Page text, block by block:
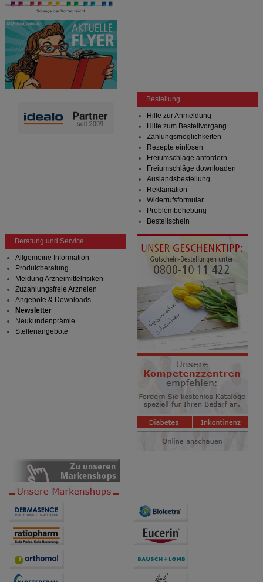
Bestellung
Hilfe zur Anmeldung
Hilfe zum Bestellvorgang
Zahlungsmöglichkeiten
Rezepte einlösen
Freiumschläge anfordern
Freiumschläge downloaden
Auslandsbestellung
Reklamation
Widerrufsformular
Problembehebung
Bestellschein
Beratung und Service
Allgemeine Information
Produktberatung
Meldung Arzneimittelrisiken
Zuzahlungsfreie Arzneien
Angebote & Downloads
Newsletter
Neukundenprämie
Stellenangebote